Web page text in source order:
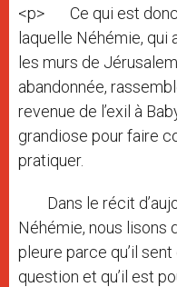
<p> Ce qui est donc
laquelle Néhémie,
les murs de
abandonnée,
revenue de l’exil à
grandiose pour faire
pratiquer.
Dans le récit
Néhémie, nous lisons
pleure parce qu’il
question et qu’il est